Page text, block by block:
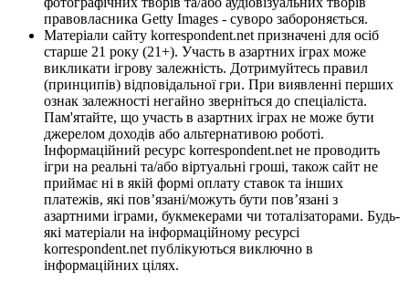
правовласника Getty Images - суворо забороняється.
Матеріали сайту korrespondent.net призначені для осіб
старше 21 року (21+). Участь в азартних іграх може
викликати ігрову залежність. Дотримуйтесь правил
(принципів) відповідальної гри. При виявленні перших
ознак залежності негайно зверніться до спеціаліста.
Пам'ятайте, що участь в азартних іграх не може бути
джерелом доходів або альтернативою роботі.
Інформаційний ресурс korrespondent.net не проводить
ігри на реальні та/або віртуальні гроші, також сайт не
приймає ні в якій формі оплату ставок та інших
платежів, які пов’язані/можуть бути пов’язані з
азартними іграми, букмекерами чи тоталізаторами. Будь-
які матеріали на інформаційному ресурсі
korrespondent.net публікуються виключно в
інформаційних цілях.